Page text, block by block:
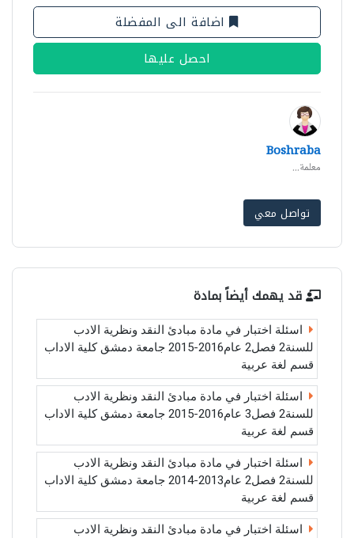
اضافة الى المفضلة
احصل عليها
Boshraba
معلمة...
تواصل معي
قد يهمك أيضاً بمادة
اسئلة اختبار في مادة مبادئ النقد ونظرية الادب
للسنة2 فصل2 عام2016-2015 جامعة دمشق كلية الاداب
قسم لغة عربية
اسئلة اختبار في مادة مبادئ النقد ونظرية الادب
للسنة2 فصل3 عام2016-2015 جامعة دمشق كلية الاداب
قسم لغة عربية
اسئلة اختبار في مادة مبادئ النقد ونظرية الادب
للسنة2 فصل2 عام2013-2014 جامعة دمشق كلية الاداب
قسم لغة عربية
اسئلة اختبار في مادة مبادئ النقد ونظرية الادب